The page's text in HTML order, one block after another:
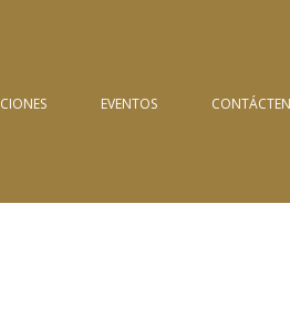
EVENTOS